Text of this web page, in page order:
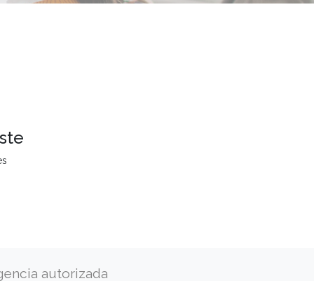
autorizada